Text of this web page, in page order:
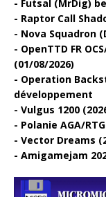
Futsal (MrDig)
Raptor Call
Nova Squadron
OpenTTD FR
(01/08/2026)
Operation
développement
Vulgus 1200
Polanie AGA/
Vector Dreams
Amigamejam